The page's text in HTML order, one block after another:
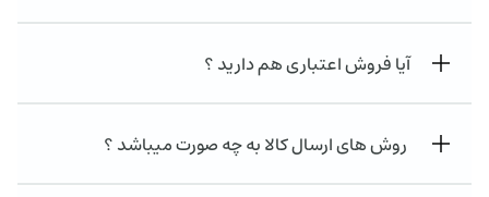
آیا فروش اعتباری هم دارید ؟
روش های ارسال کالا به چه صورت میباشد ؟